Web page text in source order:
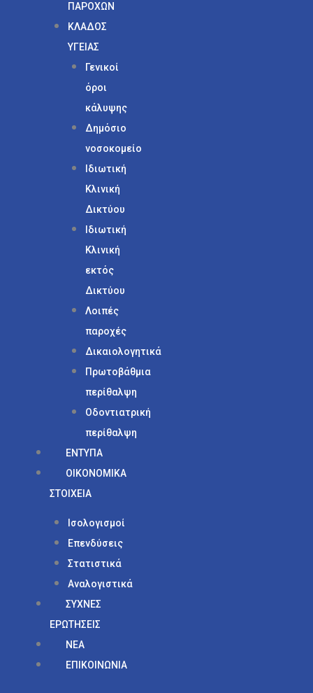
ΠΑΡΟΧΩΝ
ΚΛΑΔΟΣ
ΥΓΕΙΑΣ
Γενικοί
όροι
κάλυψης
Δημόσιο
νοσοκομείο
Ιδιωτική
Κλινική
Δικτύου
Ιδιωτική
Κλινική
εκτός
Δικτύου
Λοιπές
παροχές
Δικαιολογητικά
Πρωτοβάθμια
περίθαλψη
Οδοντιατρική
περίθαλψη
ΕΝΤΥΠΑ
ΟΙΚΟΝΟΜΙΚΑ
ΣΤΟΙΧΕΙΑ
Ισολογισμοί
Επενδύσεις
Στατιστικά
Αναλογιστικά
ΣΥΧΝΕΣ
ΕΡΩΤΗΣΕΙΣ
ΝΕΑ
ΕΠΙΚΟΙΝΩΝΙΑ